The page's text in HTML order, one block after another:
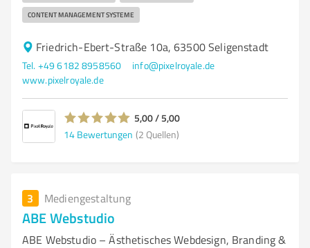
CONTENT MANAGEMENT SYSTEME
Friedrich-Ebert-Straße 10a, 63500 Seligenstadt
Tel. +49 6182 8958560
info@pixelroyale.de
www.pixelroyale.de
5,00 / 5,00
14 Bewertungen (2 Quellen)
3 Mediengestaltung
ABE Webstudio
ABE Webstudio – Ästhetisches Webdesign, Branding &